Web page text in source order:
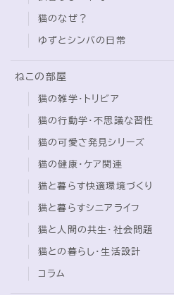
猫のなぜ？
ゆずとシンバの日常
ねこの部屋
猫の雑学・トリビア
猫の行動学・不思議な習性
猫の可愛さ発見シリーズ
猫の健康・ケア関連
猫と暮らす快適環境づくり
猫と暮らすシニアライフ
猫と人間の共生・社会問題
猫との暮らし・生活設計
コラム